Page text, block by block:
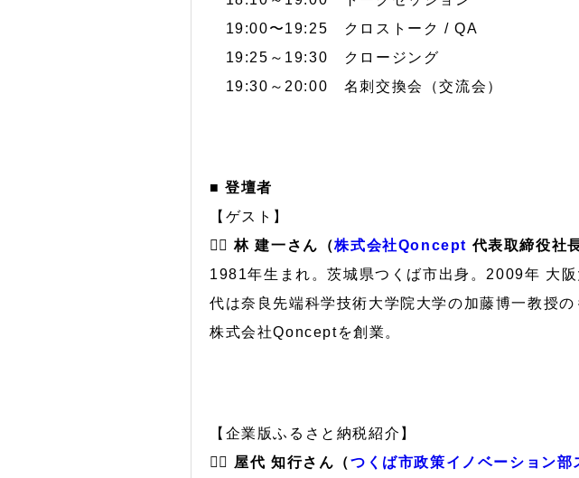
19:00〜19:25 クロストーク / QA
19:25～19:30 クロージング
19:30～20:00 名刺交換会（交流会）
■ 登壇者
【ゲスト】
🙋‍♂️林 建一さん（株式会社Qoncept 代表取締役社
1981年生まれ。茨城県つくば市出身。2009年 大
代は奈良先端科学技術大学院大学の加藤博一教授
株式会社Qonceptを創業。
【企業版ふるさと納税紹介】
🙋‍♂️ 屋代 知行さん（つくば市政策イノベーション